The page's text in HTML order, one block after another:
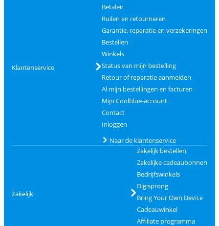
Klantenservice
Betalen
Ruilen en retourneren
Garantie, reparatie en verzekeringen
Bestellen
Winkels
Status van mijn bestelling
Retour of reparatie aanmelden
Al mijn bestellingen en facturen
Mijn Coolblue-account
Contact
Inloggen
Naar de klantenservice
Zakelijk
Zakelijk bestellen
Zakelijke cadeaubonnen
Bedrijfswinkels
Digisprong
Bring Your Own Device
Cadeauwinkel
Affiliate programma